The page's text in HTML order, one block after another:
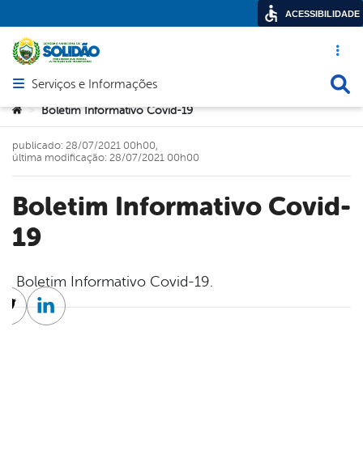
Acesso
Abrir menu principal de navegação
Serviços e Informações
Você está aqui:
> Boletim Informativo Covid-19
Boletim Informativo Covid-
19
publicado: 28/07/2021 00h00,
última modificação: 28/07/2021 00h00
Boletim Informativo Covid-19.
TwitterLinkedin
ACESSIBILIDADE